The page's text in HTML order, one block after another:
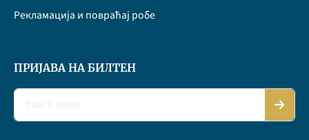
Рекламација и повраћај робе
ПРИЈАВА НА БИЛТЕН